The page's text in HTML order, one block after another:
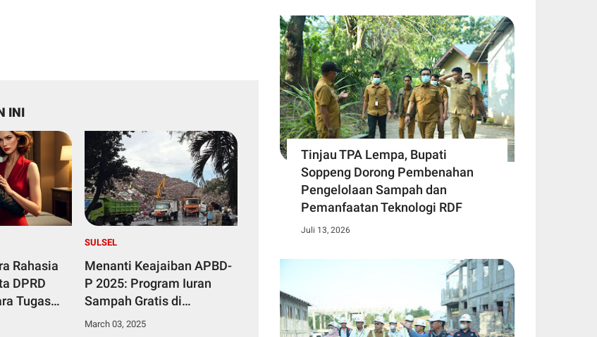
INI
Rahasia
DPRD
Tugas
Putu
SULSEL
Menanti Keajaiban APBD-
P 2025: Program Iuran
Sampah Gratis di
Makassar Segera Jadi
March 03, 2025
Tinjau TPA Lempa, Bupati
Soppeng Dorong Pembenahan
Pengelolaan Sampah dan
Pemanfaatan Teknologi RDF
Juli 13, 2026